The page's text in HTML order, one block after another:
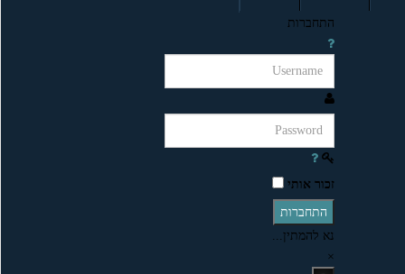
התחברות
זכור אותי
התחברות
נא להמתין...
×